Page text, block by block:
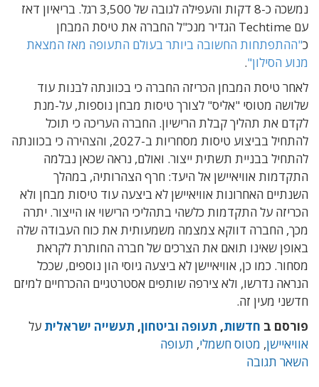
נמשכה כ-8 דקות והעפילה לגובה של 3,500 רגל. בריאיון דאז
עם Techtime הגדיר מנכ"ל החברה את טיסת המבחן
כ"ההתפתחות החשובה ביותר בעולם התעופה מאז המצאת
מנוע הסילון".
לאחר טיסת המבחן הכריזה החברה כי בכוונתה לבנות עוד
שלושה מטוסי "אליס" לצורך טיסות מבחן נוספות, על-מנת
לקדם את תהליך קבלת הרישיון. החברה העריכה כי תוכל
להתחיל בביצוע טיסות מסחריות ב-2027, והצהירה כי בכוונתה
להתחיל בבניית תשתית ייצור. ואולם, נראה שכאן נבלמה
התקדמות אוויאיישן אל היעד: חרף הצהרותיה, במהלך
השנתיים האחרונות אוויאיישן לא ביצעה עוד טיסות מבחן ולא
הכריזה על התקדמות כלשהי בתהליכי הרישוי או הייצור. יתרה
מכך, החברה דווקא צמצמה משמעותית את כוח העבודה שלה
באופן שאינו תואם את הצרכים של חברה החותרת לקראת
מסחור. כמו כן, אוויאיישן לא ביצעה גיוסי הון נוספים, שככל
הנראה נדרשו, ולא צירפה שותפים אסטרטגיים ההכרחיים למיזם
חדשני מעין זה.
פורסם ב חדשות, תעופה וביטחון, תעשייה ישראלית על
אוויאיישן, מטוס חשמלי, תעופה
השאר תגובה